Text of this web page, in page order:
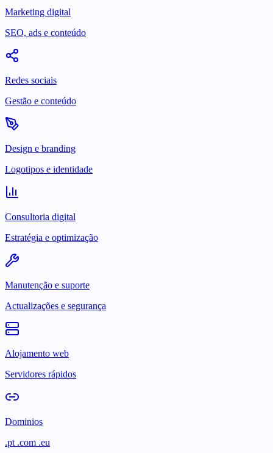
Marketing digital
SEO, ads e conteúdo
Redes sociais
Gestão e conteúdo
Design e branding
Logotipos e identidade
Consultoria digital
Estratégia e optimização
Manutenção e suporte
Actualizações e segurança
Alojamento web
Servidores rápidos
Dominios
.pt .com .eu